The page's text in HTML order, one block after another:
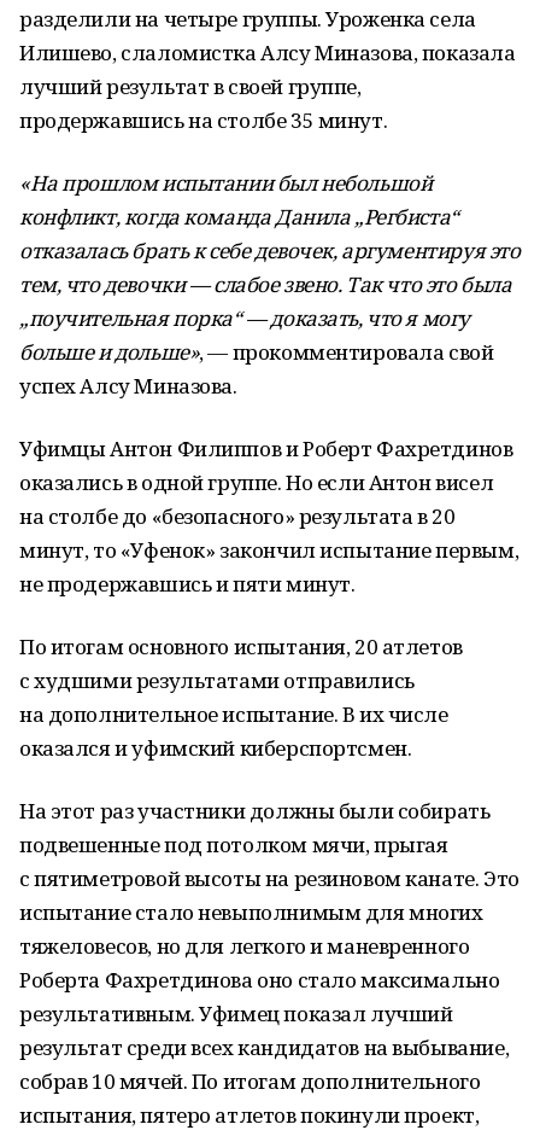
разделили на четыре группы. Уроженка села
Илишево, слаломистка Алсу Миназова, показала
лучший результат в своей группе,
продержавшись на столбе 35 минут.
«На прошлом испытании был небольшой
конфликт, когда команда Данила „Регбиста“
отказалась брать к себе девочек, аргументируя это
тем, что девочки — слабое звено. Так что это была
„поучительная порка“ — доказать, что я могу
больше и дольше», — прокомментировала свой
успех Алсу Миназова.
Уфимцы Антон Филиппов и Роберт Фахретдинов
оказались в одной группе. Но если Антон висел
на столбе до «безопасного» результата в 20
минут, то «Уфенок» закончил испытание первым,
не продержавшись и пяти минут.
По итогам основного испытания, 20 атлетов
с худшими результатами отправились
на дополнительное испытание. В их числе
оказался и уфимский киберспортсмен.
На этот раз участники должны были собирать
подвешенные под потолком мячи, прыгая
с пятиметровой высоты на резиновом канате. Это
испытание стало невыполнимым для многих
тяжеловесов, но для легкого и маневренного
Роберта Фахретдинова оно стало максимально
результативным. Уфимец показал лучший
результат среди всех кандидатов на выбывание,
собрав 10 мячей. По итогам дополнительного
испытания, пятеро атлетов покинули проект,